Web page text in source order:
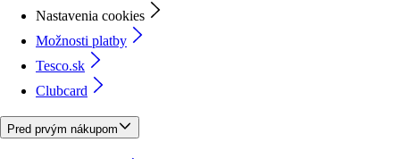
Nastavenia cookies
Možnosti platby
Tesco.sk
Clubcard
Pred prvým nákupom